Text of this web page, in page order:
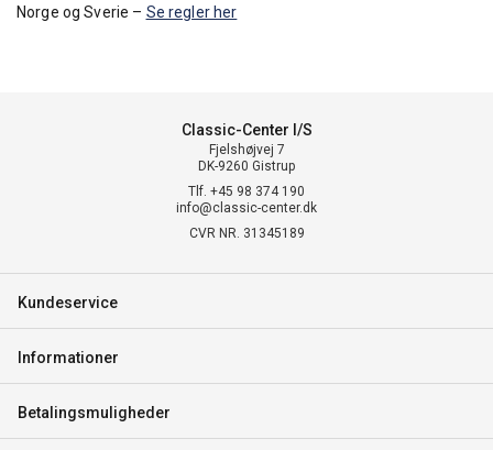
Norge og Sverie – Se regler her
Classic-Center I/S
Fjelshøjvej 7
DK-9260 Gistrup
Tlf. +45 98 374 190
info@classic-center.dk
CVR NR. 31345189
Kundeservice
Informationer
Betalingsmuligheder